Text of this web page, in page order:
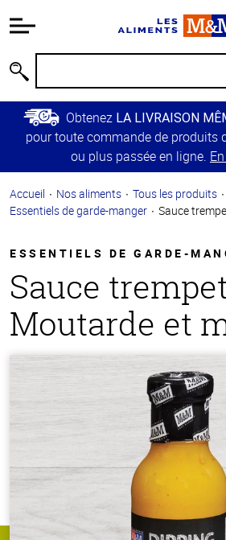
relative à
Passer
contenu
principal
Retour à
principale
Obtenez LA LIVRAISON
pour toute commande de produits
ou plus passée en ligne.
Accueil Nos aliments
Tous les produits
Essentiels de garde-manger
Sauce
ESSENTIELS DE GARDE-
Sauce
Moutarde et